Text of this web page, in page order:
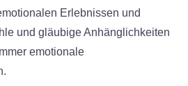
Erlebnissen und
und gläubige Anhänglichkeiten
emotionale